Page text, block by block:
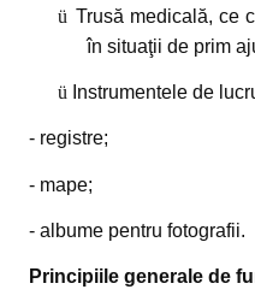
ü Trusă medicală, ce
în situaţii de prim
ü Instrumentele de
- registre;
- mape;
- albume pentru fotografii.
Principiile generale de